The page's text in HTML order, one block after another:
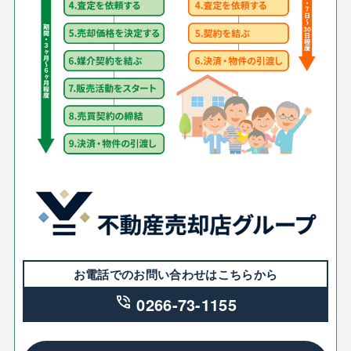
お電話でのお問い合わせはこちらから
phone_in_talk 0266-73-1155